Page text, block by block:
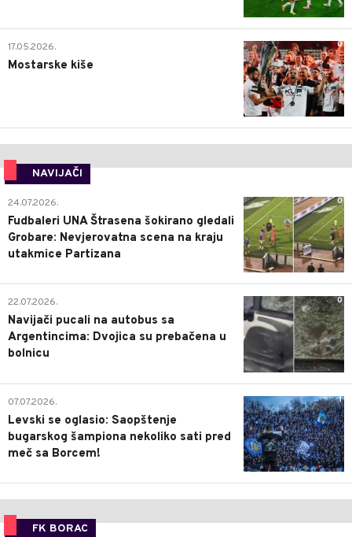
0
17.05.2026.
Mostarske kiše
NAVIJAČI
0
24.07.2026.
Fudbaleri UNA Štrasena šokirano gledali
Grobare: Nevjerovatna scena na kraju
utakmice Partizana
0
22.07.2026.
Navijači pucali na autobus sa
Argentincima: Dvojica su prebačena u
bolnicu
1
07.07.2026.
Levski se oglasio: Saopštenje
bugarskog šampiona nekoliko sati pred
meč sa Borcem!
FK BORAC